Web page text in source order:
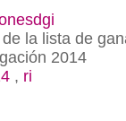
la lista de
2014
, ri